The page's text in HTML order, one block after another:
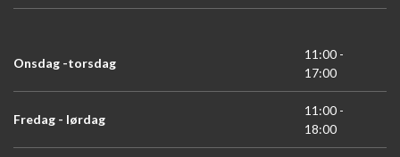
Onsdag -torsdag
11:00 -
17:00
Fredag - lørdag
11:00 -
18:00